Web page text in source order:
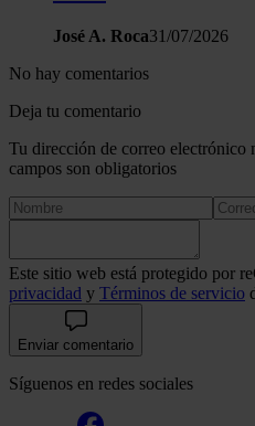
José A. Roca31/07/2026
No hay comentarios
Deja tu comentario
Tu dirección de correo electrónico
campos son obligatorios
Este sitio web está protegido por
privacidad y Términos de servicio
Enviar comentario
Síguenos en redes sociales